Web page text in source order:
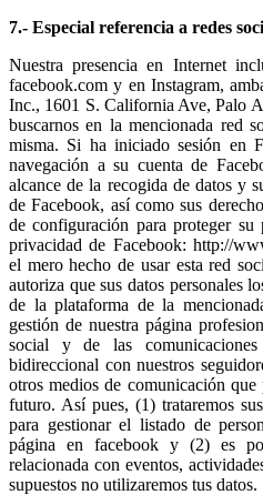
7.- Especial referencia a redes
Nuestra presencia en Internet
facebook.com y en Instagram,
Inc., 1601 S. California Ave, Palo
buscarnos en la mencionada red
misma. Si ha iniciado sesión en
navegación a su cuenta de
alcance de la recogida de datos y
de Facebook, así como sus
de configuración para proteger
privacidad de Facebook: http://
el mero hecho de usar esta red
autoriza que sus datos personales
de la plataforma de la
gestión de nuestra página
social y de las
bidireccional con nuestros
otros medios de comunicación
futuro. Así pues, (1) trataremos
para gestionar el listado de
página en facebook y (2) es
relacionada con eventos,
supuestos no utilizaremos tus datos.